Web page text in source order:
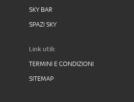
SKY BAR
SPAZI SKY
Link utili:
TERMINI E CONDIZIONI
SITEMAP